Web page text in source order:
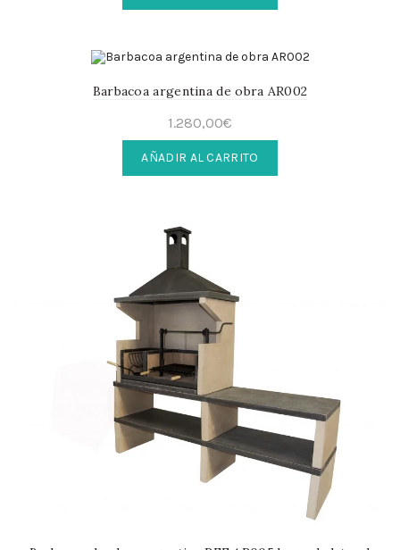
Barbacoa argentina de obra AR002
1.280,00€
AÑADIR AL CARRITO